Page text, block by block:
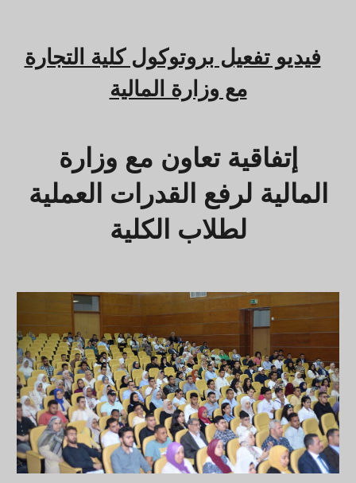
فيديو تفعيل بروتوكول كلية التجارة
مع وزارة المالية
إتفاقية تعاون مع وزارة
المالية لرفع القدرات العملية
لطلاب الكلية